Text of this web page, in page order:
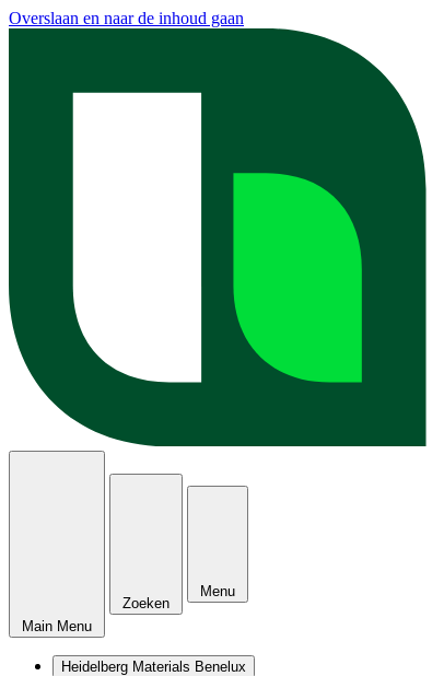
Overslaan en naar de inhoud gaan
Main Menu
Zoeken
Menu
Heidelberg Materials Benelux